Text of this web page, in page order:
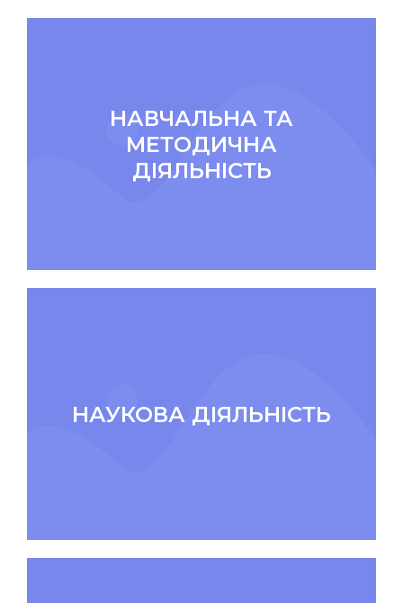
НАВЧАЛЬНА ТА
МЕТОДИЧНА
ДІЯЛЬНІСТЬ
НАУКОВА ДІЯЛЬНІСТЬ